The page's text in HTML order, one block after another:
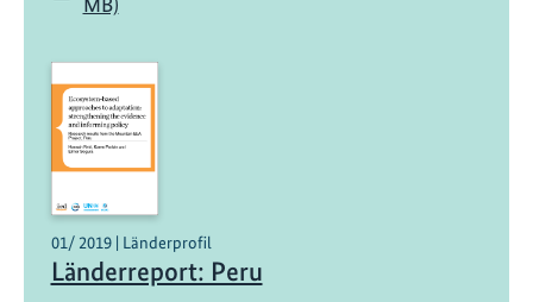
01/ 2019 | Länderprofil
Länderreport: Peru